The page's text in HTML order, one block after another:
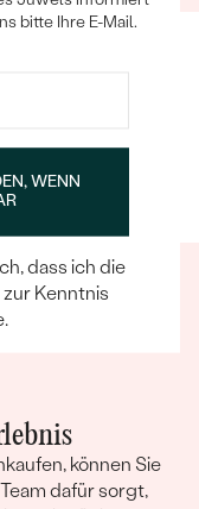
können Sie
dafür sorgt,
bitte Ihre E-Mail.
WENN
dass ich die
zur Kenntnis